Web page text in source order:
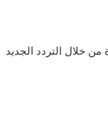
خلال التردد الجديد